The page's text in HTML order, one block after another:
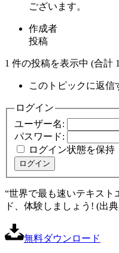
ございます。
作成者
投稿
1 件の投稿を表示中 (合計
このトピックに返信
ログイン
ユーザー名:
パスワード:
ログイン状態を保持
ログイン
“世界で最も速いテキスト
ド、体験しましょう! (出
無料ダウンロード